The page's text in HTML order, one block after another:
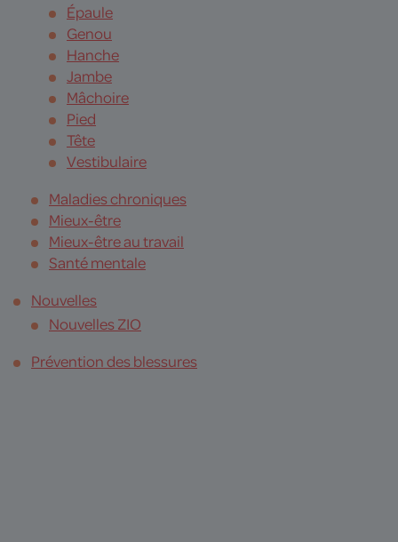
Épaule
Genou
Hanche
Jambe
Mâchoire
Pied
Tête
Vestibulaire
Maladies chroniques
Mieux-être
Mieux-être au travail
Santé mentale
Nouvelles
Nouvelles ZIO
Prévention des blessures